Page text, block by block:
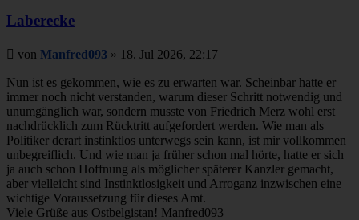
Laberecke
Beitrag
von Manfred093 » 18. Jul 2026, 22:17
Nun ist es gekommen, wie es zu erwarten war. Scheinbar hatte er
immer noch nicht verstanden, warum dieser Schritt notwendig und
unumgänglich war, sondern musste von Friedrich Merz wohl erst
nachdrücklich zum Rücktritt aufgefordert werden. Wie man als
Politiker derart instinktlos unterwegs sein kann, ist mir vollkommen
unbegreiflich. Und wie man ja früher schon mal hörte, hatte er sich
ja auch schon Hoffnung als möglicher späterer Kanzler gemacht,
aber vielleicht sind Instinktlosigkeit und Arroganz inzwischen eine
wichtige Voraussetzung für dieses Amt.
Viele Grüße aus Ostbelgistan! Manfred093